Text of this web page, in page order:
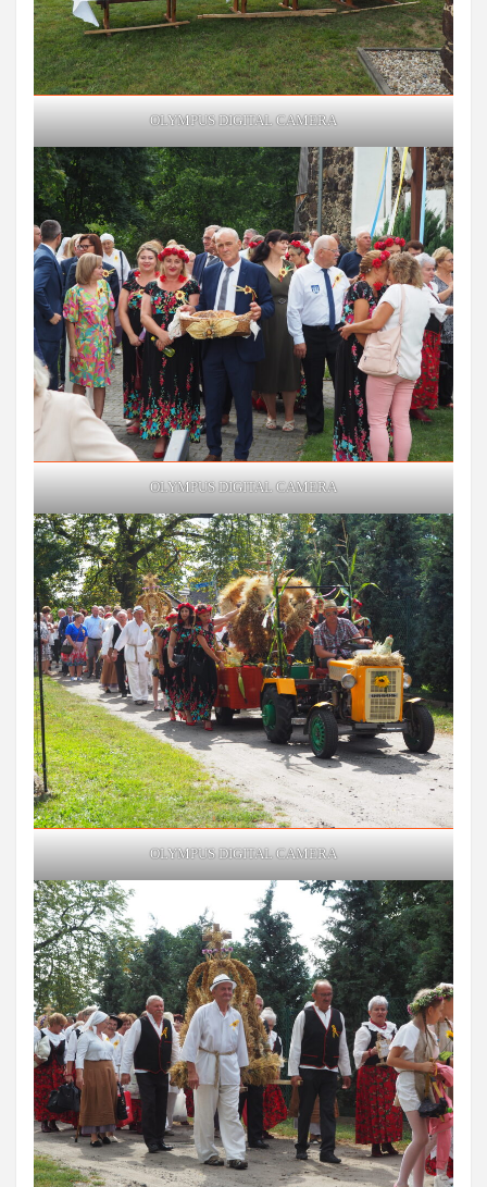
OLYMPUS DIGITAL CAMERA
OLYMPUS DIGITAL CAMERA
OLYMPUS DIGITAL CAMERA